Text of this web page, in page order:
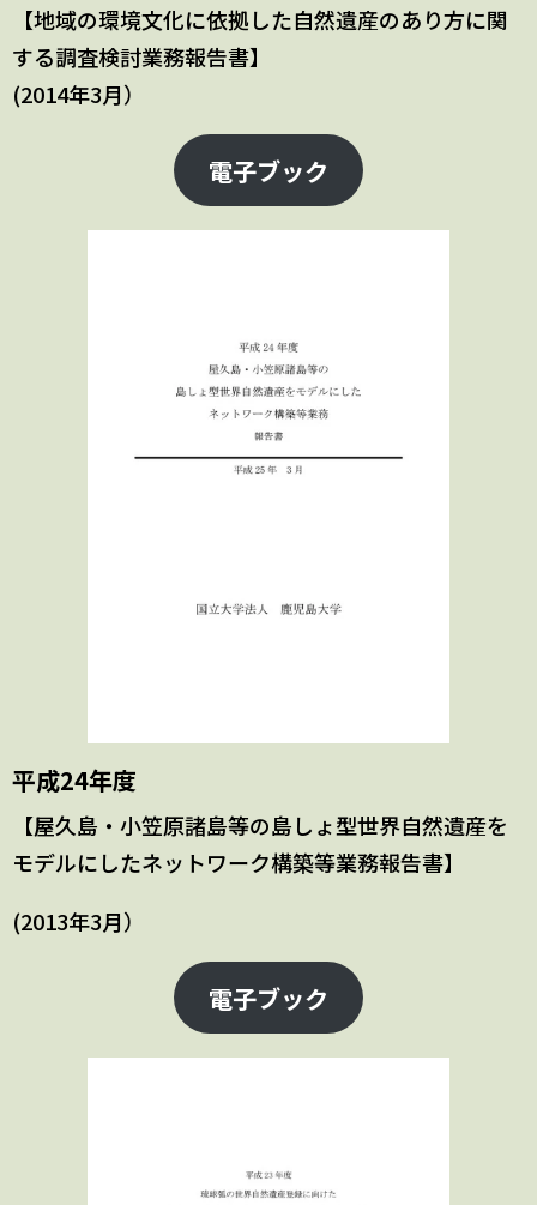
【地域の環境文化に依拠した自然遺産のあり方に関
する調査検討業務報告書】
(2014年3月）
電子ブック
平成24年度
【屋久島・小笠原諸島等の島しょ型世界自然遺産を
モデルにしたネットワーク構築等業務報告書】
(2013年3月）
電子ブック